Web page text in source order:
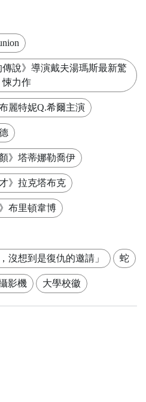
傳說》導演戴夫湯瑪斯最新驚
悚力作
麗特妮Q.希爾主演
》塔蒂娜勒喬伊
》拉克塔布克
布里頓韋博
沒想到是復仇的邀請」 蛇
影機 大學校徽